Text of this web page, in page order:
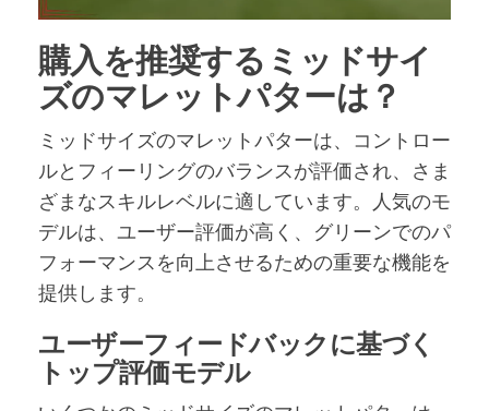
購入を推奨するミッドサイ
ズのマレットパターは？
ミッドサイズのマレットパターは、コントロー
ルとフィーリングのバランスが評価され、さま
ざまなスキルレベルに適しています。人気のモ
デルは、ユーザー評価が高く、グリーンでのパ
フォーマンスを向上させるための重要な機能を
提供します。
ユーザーフィードバックに基づく
トップ評価モデル